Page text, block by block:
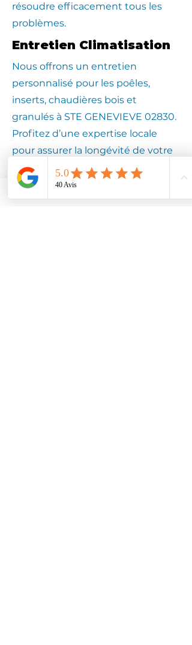
résoudre efficacement tous les
problèmes.
Entretien Climatisation
Nous offrons un entretien
personnalisé pour les poêles,
inserts, chaudières bois et
granulés à STE GENEVIEVE 02830.
Profitez d’une expertise locale
pour assurer la longévité de votre
équipement.